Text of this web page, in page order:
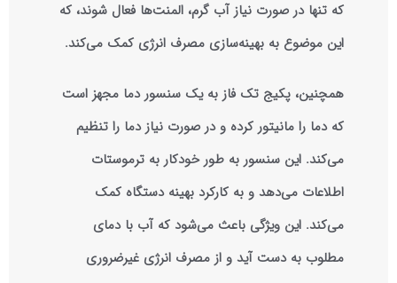
که تنها در صورت نیاز آب گرم، المنت‌ها فعال شوند، که
این موضوع به بهینه‌سازی مصرف انرژی کمک می‌کند.
همچنین، پکیج تک فاز به یک سنسور دما مجهز است
که دما را مانیتور کرده و در صورت نیاز دما را تنظیم
می‌کند. این سنسور به طور خودکار به ترموستات
اطلاعات می‌دهد و به کارکرد بهینه دستگاه کمک
می‌کند. این ویژگی باعث می‌شود که آب با دمای
مطلوب به دست آید و از مصرف انرژی غیرضروری